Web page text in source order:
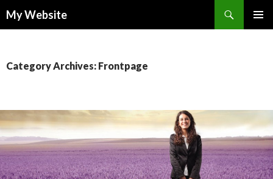
My Website
Category Archives: Frontpage